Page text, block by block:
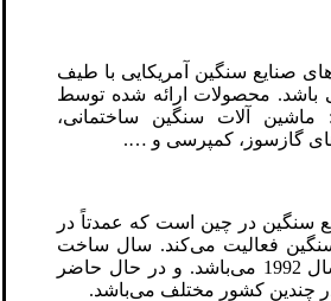
صنایع سنگین آمریکایی با طیف
محصولات ارائه شده توسط
ماشین آلات سنگین ساختمانی،
گازسوز، کمپرسی و ….
سنگین در چین است که عمدتاً در
سنگین فعالیت می‌کند. سال ساخت
این شرکت مربوط به سال 1992 می‌باشد. و در حال حاضر